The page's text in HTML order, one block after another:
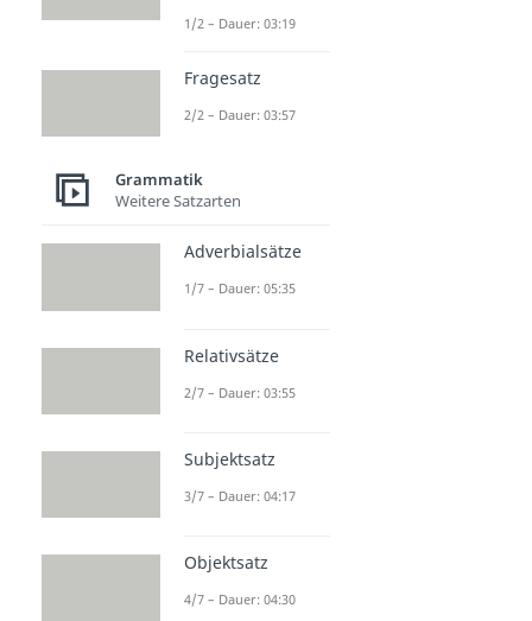
1/2 – Dauer: 03:19
Fragesatz
2/2 – Dauer: 03:57
Grammatik
Weitere Satzarten
Adverbialsätze
1/7 – Dauer: 05:35
Relativsätze
2/7 – Dauer: 03:55
Subjektsatz
3/7 – Dauer: 04:17
Objektsatz
4/7 – Dauer: 04:30